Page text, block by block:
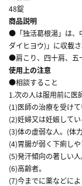
48錠
商品説明
●「独活葛根湯」は、
ダイヒヨウ)」に収載さ
●肩こり、四十肩、五
使用上の注意
●相談すること
1.次の人は服用前に医
(1)医師の治療を受けて
(2)妊婦又は妊娠してい
(3)体の虚弱な人。(体
(4)胃腸が弱く下痢しや
(5)発汗傾向の著しい人
(6)高齢者。
(7)今までに薬などに